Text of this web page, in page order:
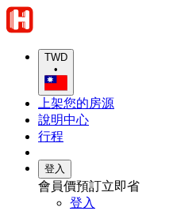
TWD
•
上架您的房源
說明中心
行程
登入
會員價預訂立即省
登入